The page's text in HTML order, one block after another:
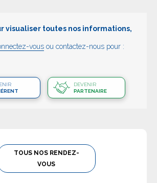
visualiser toutes nos informations,
vous ou contactez-nous pour :
DEVENIR
PARTENAIRE
TOUS NOS RENDEZ-
VOUS